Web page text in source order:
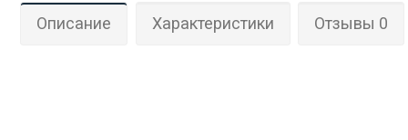
Описание Характеристики Отзывы 0